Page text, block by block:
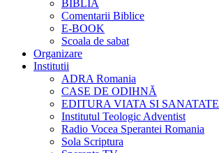
BIBLIA
Comentarii Biblice
E-BOOK
Scoala de sabat
Organizare
Institutii
ADRA Romania
CASE DE ODIHNĂ
EDITURA VIATA SI SANATATE
Institutul Teologic Adventist
Radio Vocea Sperantei Romania
Sola Scriptura